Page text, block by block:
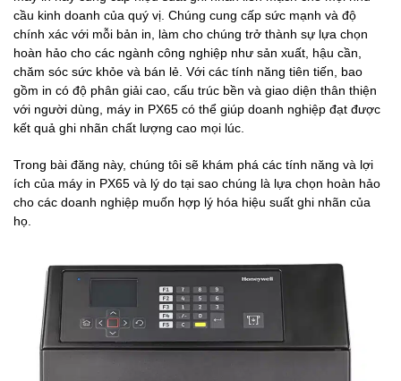
cầu kinh doanh của quý vị. Chúng cung cấp sức mạnh và độ
chính xác với mỗi bản in, làm cho chúng trở thành sự lựa chọn
hoàn hảo cho các ngành công nghiệp như sản xuất, hậu cần,
chăm sóc sức khỏe và bán lẻ. Với các tính năng tiên tiến, bao
gồm in có độ phân giải cao, cấu trúc bền và giao diện thân thiện
với người dùng, máy in PX65 có thể giúp doanh nghiệp đạt được
kết quả ghi nhãn chất lượng cao mọi lúc.
Trong bài đăng này, chúng tôi sẽ khám phá các tính năng và lợi
ích của máy in PX65 và lý do tại sao chúng là lựa chọn hoàn hảo
cho các doanh nghiệp muốn hợp lý hóa hiệu suất ghi nhãn của
họ.